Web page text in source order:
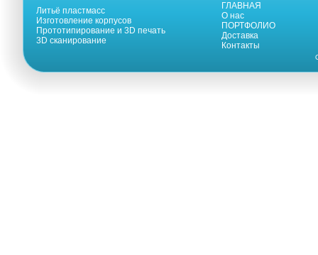
Литьё пластмасс
Изготовление корпусов
Прототипирование и 3D печать
3D сканирование
ГЛАВНАЯ
О нас
ПОРТФОЛИО
Доставка
Контакты